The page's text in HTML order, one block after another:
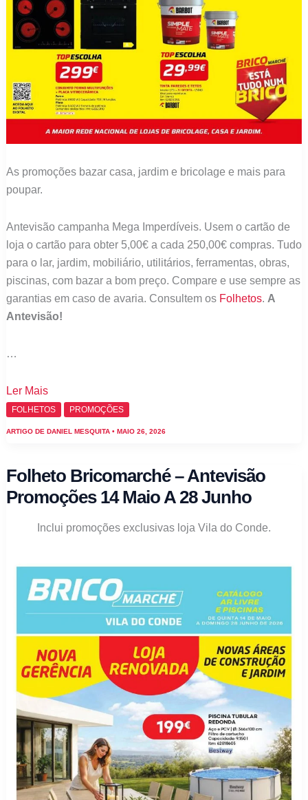
As promoções bazar casa, jardim e bricolage e mais para
poupar.
Antevisão campanha Mega Imperdíveis. Usem o cartão de
loja o cartão para obter 5,00€ a cada 250,00€ compras. Tudo
para o lar, jardim, mobiliário, utilitários, ferramentas, obras,
piscinas, com bazar a bom preço. Compare e use sempre as
garantias em caso de avaria. Consultem os Folhetos. A
Antevisão!
…
Folheto
Bricomarché
–
28
maio
Ler Mais
FOLHETOS PROMOÇÕES
ARTIGO DE DANIEL MESQUITA • MAIO 26, 2026
Folheto Bricomarché – Antevisão
Promoções 14 Maio A 28 Junho
Inclui promoções exclusivas loja Vila do Conde.